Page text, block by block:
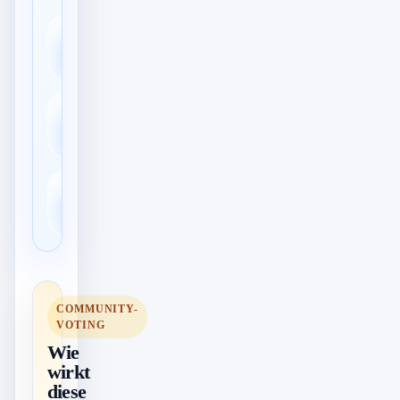
COMMUNITY-
VOTING
Wie
wirkt
diese